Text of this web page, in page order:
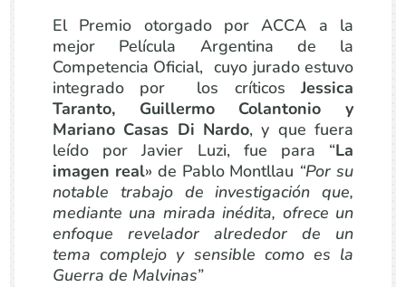
El Premio otorgado por ACCA a la
mejor Película Argentina de la
Competencia Oficial, cuyo jurado estuvo
integrado por los críticosJessica
Taranto, Guillermo Colantonio y
Mariano Casas Di Nardo, y que fuera
leído por Javier Luzi, fue para “La
imagen real» de Pablo Montllau “Por su
notable trabajo de investigación que,
mediante una mirada inédita, ofrece un
enfoque revelador alrededor de un
tema complejo y sensible como es la
Guerra de Malvinas”